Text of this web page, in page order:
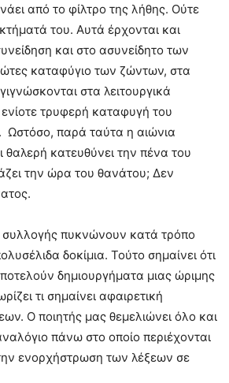
από το φίλτρο της λήθης. Ούτε
του. Αυτά έρχονται και
και στο ασυνείδητο των
καταφύγιο των ζώντων, στα
στα λειτουργικά
τρυφερή καταφυγή του
Ωστόσο, παρά ταύτα η αιώνια
κατευθύνει την πένα του
την ώρα του θανάτου; Δεν
συλλογής πυκνώνουν κατά τρόπο
δοκίμια. Τούτο σημαίνει ότι
δημιουργήματα μιας ώριμης
τι σημαίνει αφαιρετική
Ο ποιητής μας θεμελιώνει όλο και
πάνω στο οποίο περιέχονται
ενορχήστρωση των λέξεων σε